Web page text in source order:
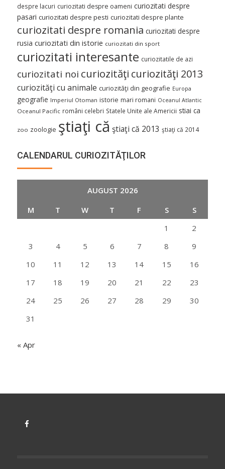
despre lacuri curiozitati despre oameni curiozitati despre
pasari curiozitati despre pesti curiozitati despre plante
curiozitati despre romania curiozitati despre
rusia curiozitati din istorie curiozitati din sport
curiozitati interesante curiozitatile de azi
curiozitati noi curiozităţi curiozităţi 2013
curiozităţi cu animale curiozităţi din geografie Europa
geografie Imperiul Otoman istorie mari romani Oceanul Atlantic
Oceanul Pacific români celebri Statele Unite ale Americii stiai ca
zoo zoologie ştiaţi că ştiaţi că 2013 ştiaţi că 2014
CALENDARUL CURIOZITĂŢILOR
AUGUST 2026
M
T W T F S
S
1
2
3
4 5 6 7 8
9
10
11 12 13 14 15
16
17
18 19 20 21 22
23
24
25 26 27 28 29
30
31
« Apr